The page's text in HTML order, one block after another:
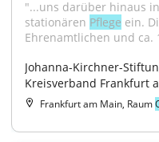
"...uns darüber hinaus
stationären Pflege ein.
Ehrenamtlichen und ca.
Johanna-Kirchner-
Kreisverband Frankfurt
Frankfurt am Main, Raum